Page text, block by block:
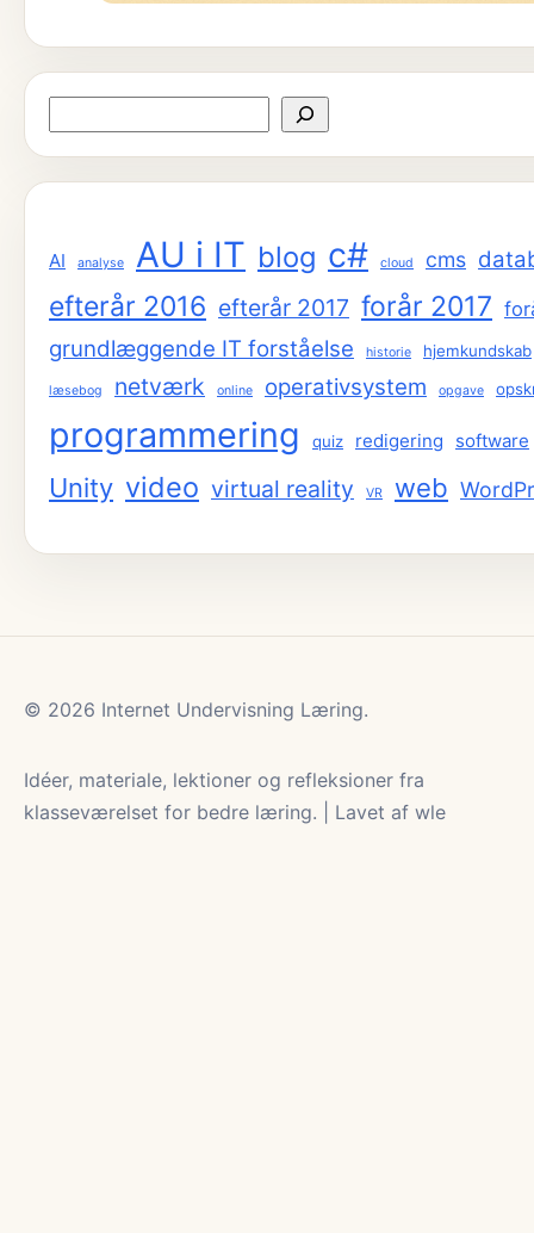
AI analyse AU i IT blog c# cloud cms
efterår 2016 efterår 2017 forår 2017
grundlæggende IT forståelse historie hjemkundskab
læsebog netværk online operativsystem opgave
programmering quiz redigering software
Unity video virtual reality VR web
© 2026 Internet Undervisning Læring.
Idéer, materiale, lektioner og refleksioner fra
klasseværelset for bedre læring. | Lavet af wle